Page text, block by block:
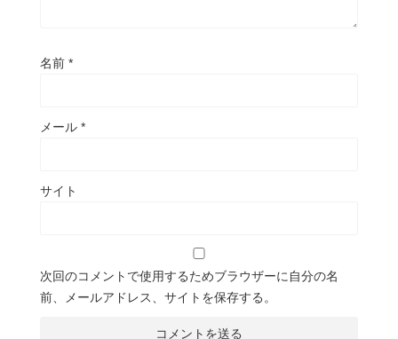
名前 *
メール *
サイト
次回のコメントで使用するためブラウザーに自分の名
前、メールアドレス、サイトを保存する。